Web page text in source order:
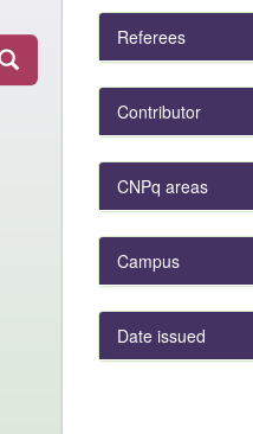
Referees
Contributor
CNPq areas
Campus
Date issued